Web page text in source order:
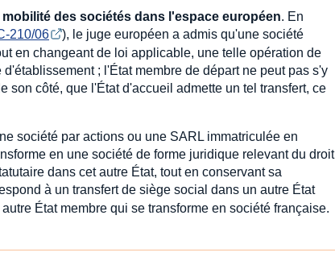
mobilité des sociétés dans l'espace européen. En
210/06
), le juge européen a admis qu'une société
en changeant de loi applicable, une telle opération de
; l'État membre de départ ne peut pas s'y
son côté, que l'État d'accueil admette un tel transfert, ce
société par actions ou une SARL immatriculée en
en une société de forme juridique relevant du droit
dans cet autre État, tout en conservant sa
à un transfert de siège social dans un autre État
État membre qui se transforme en société française.